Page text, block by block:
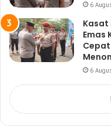
6
Kasat
Emas
6